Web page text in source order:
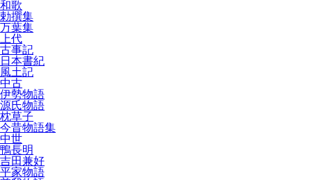
和歌
勅撰集
万葉集
上代
古事記
日本書紀
風土記
中古
伊勢物語
源氏物語
枕草子
今昔物語集
中世
鴨長明
吉田兼好
平家物語